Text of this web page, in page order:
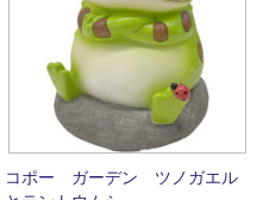
コポー ガーデン ツノガエル